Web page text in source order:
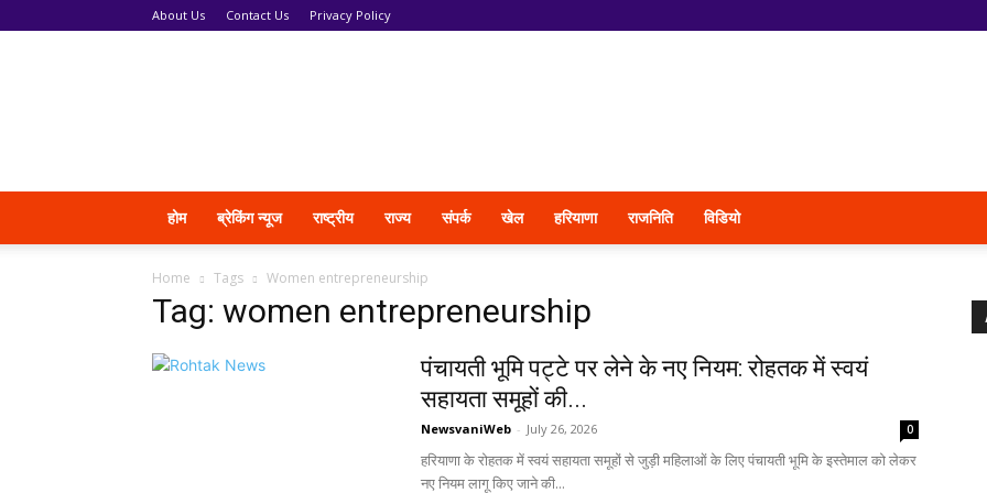
About Us Contact Us Privacy Policy
होम ब्रेकिंग न्यूज राष्ट्रीय राज्य संपर्क खेल हरियाणा राजनिति विडियो
Home Tags Women entrepreneurship
Tag: women entrepreneurship
पंचायती भूमि पट्टे पर लेने के नए नियम: रोहतक में स्वयं
सहायता समूहों की...
NewsvaniWeb - July 26, 2026 0
हरियाणा के रोहतक में स्वयं सहायता समूहों से जुड़ी महिलाओं के लिए पंचायती भूमि के इस्तेमाल को लेकर
नए नियम लागू किए जाने की...